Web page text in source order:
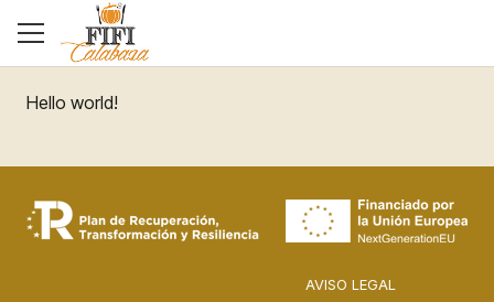
Hello world!
AVISO LEGAL